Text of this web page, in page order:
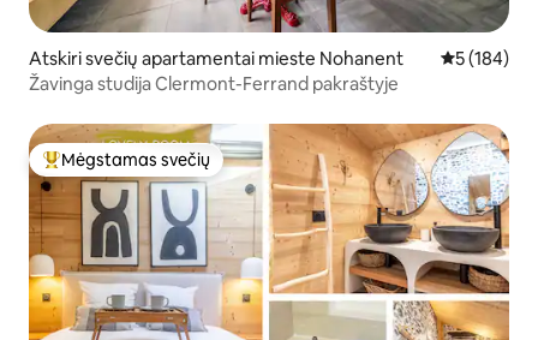
Atskiri svečių apartamentai mieste Nohanent Vidutinis
5 (184)
Žavinga studija Clermont-Ferrand pakraštyje
Svečių mėgstamiausias
Mėgstamas svečių